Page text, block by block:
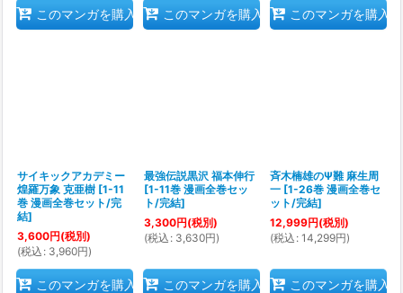
このマンガを購入 このマンガを購入 このマンガを購入
サイキックアカデミー
煌羅万象 克亜樹 [1-11
巻 漫画全巻セット/完
結]
3,600円(税別)
(税込 : 3,960円)
このマンガを購入
最強伝説黒沢 福本伸行
[1-11巻 漫画全巻セッ
ト/完結]
3,300円(税別)
(税込 : 3,630円)
このマンガを購入
斉木楠雄のΨ難 麻生周
一 [1-26巻 漫画全巻セ
ット/完結]
12,999円(税別)
(税込 : 14,299円)
このマンガを購入